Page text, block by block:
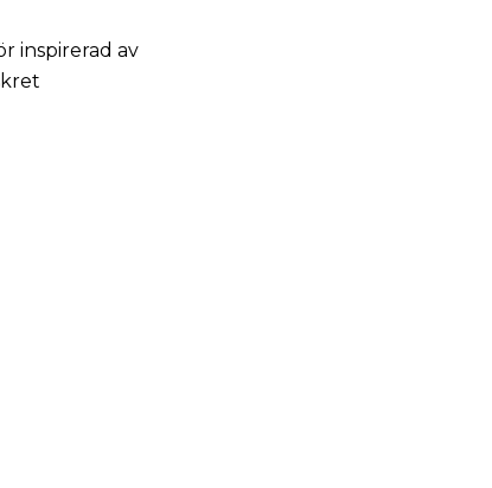
inspirerad av